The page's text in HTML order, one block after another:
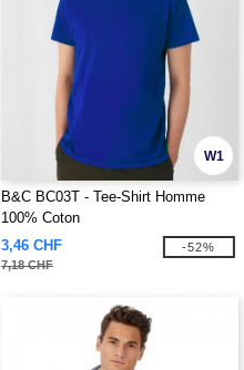
W1
B&C BC03T - Tee-Shirt Homme
100% Coton
3,46 CHF
7,18 CHF
-52%